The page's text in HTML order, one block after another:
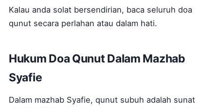
Kalau anda solat bersendirian, baca seluruh doa
qunut secara perlahan atau dalam hati.
Hukum Doa Qunut Dalam Mazhab
Syafie
Dalam mazhab Syafie, qunut subuh adalah sunat